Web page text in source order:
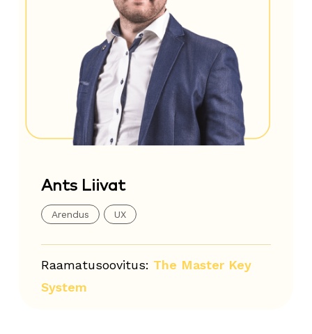
Ants Liivat
Arendus UX
Raamatusoovitus: The Master Key
System